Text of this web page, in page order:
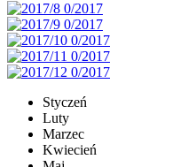
Styczeń
Luty
Marzec
Kwiecień